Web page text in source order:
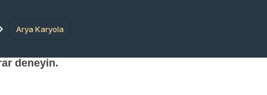
Arya Karyola
deneyin.